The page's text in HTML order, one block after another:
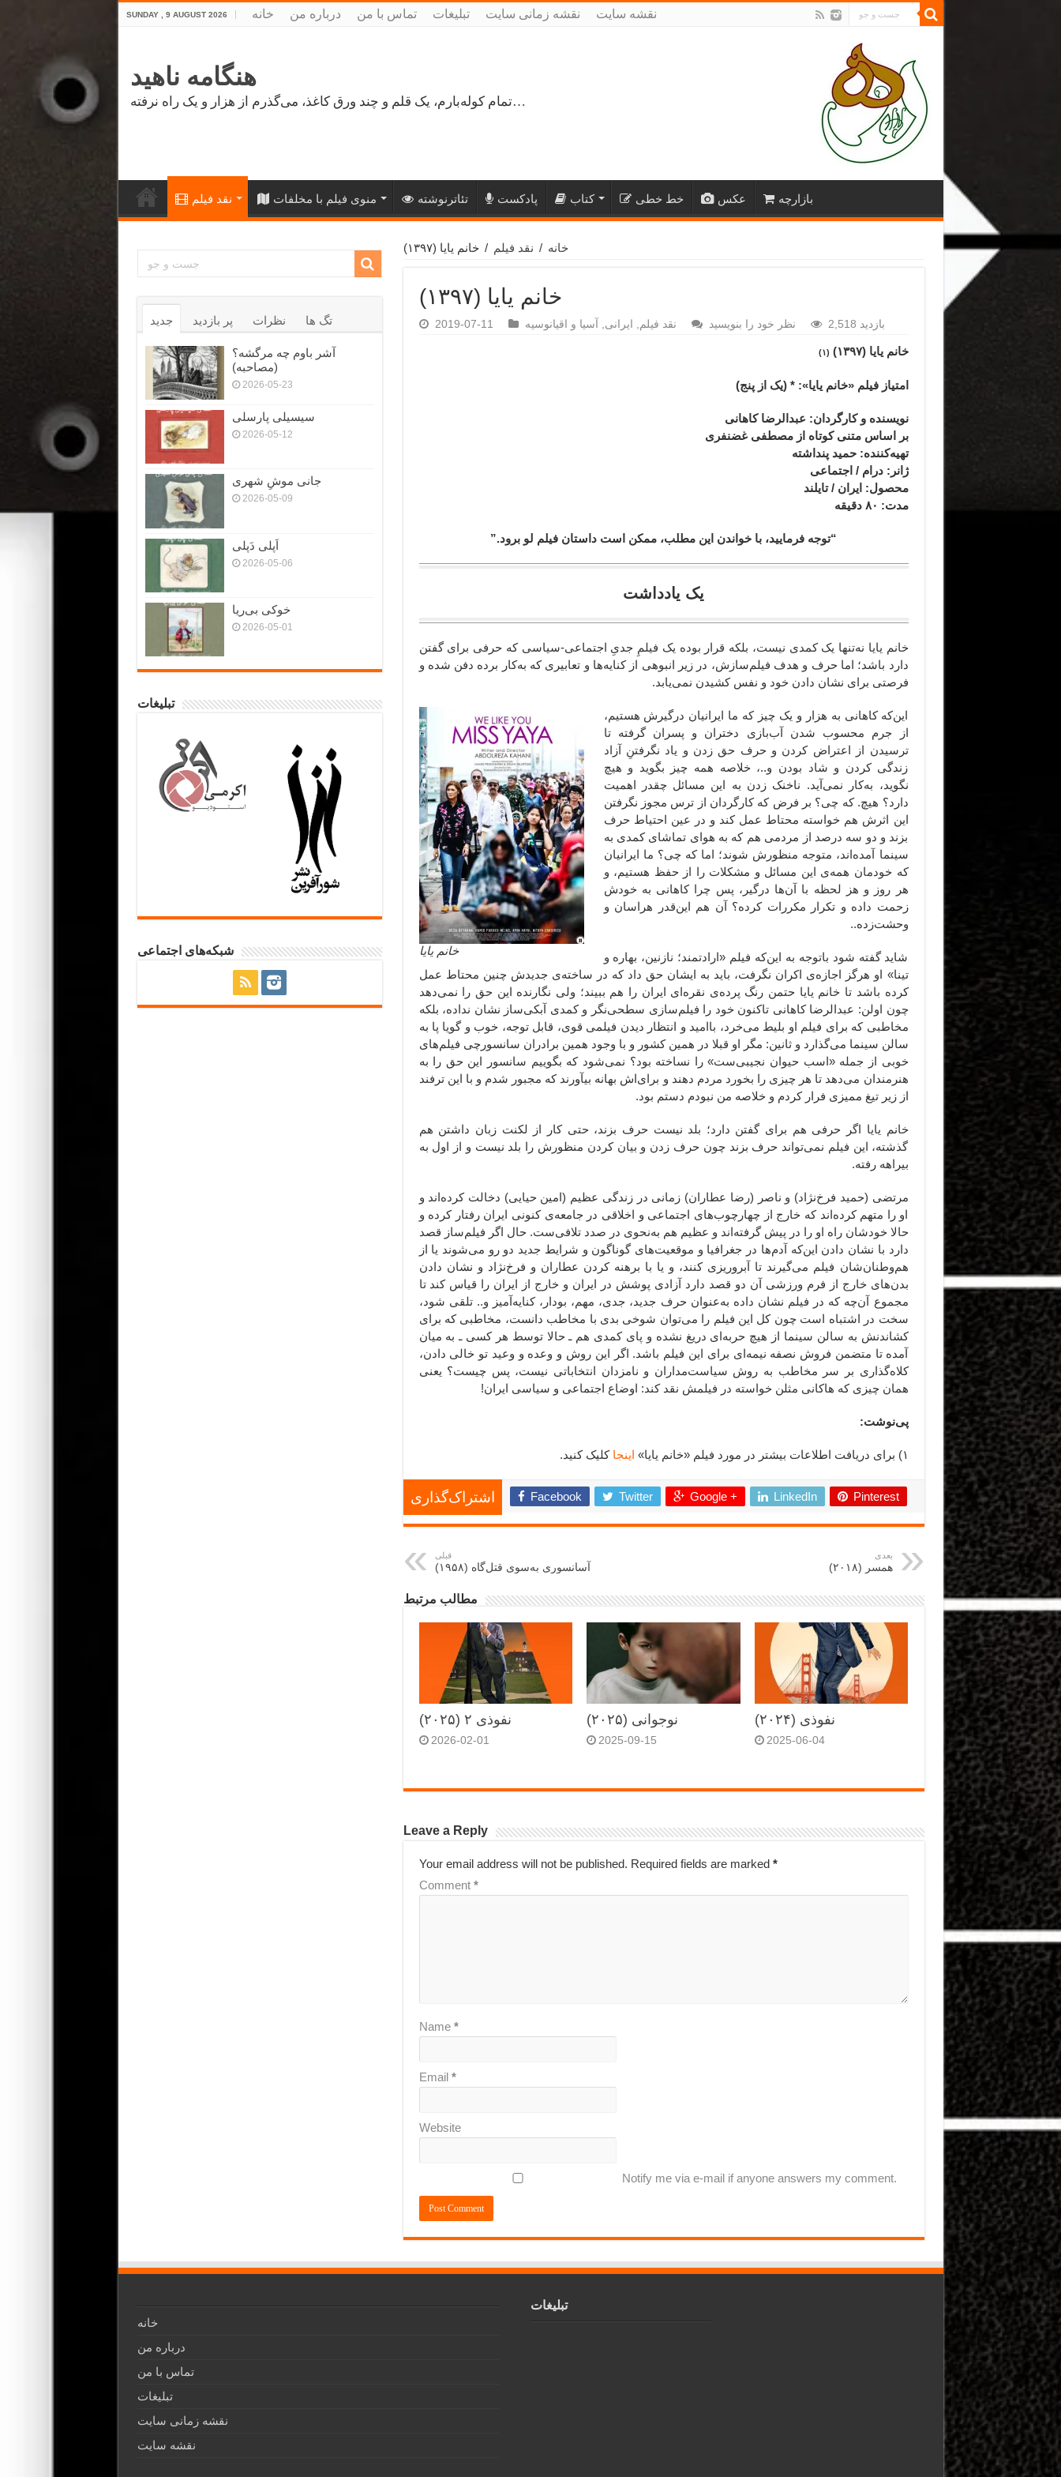
SUNDAY , 9 AUGUST 2026 خانه درباره من تماس با من تبلیغات نقشه زمانی سایت نقشه سایت
هنگامه ناهید
تمام کوله‌بارم، یک قلم و چند ورق کاغذ، می‌گذرم از هزار و یک راه نرفته…
نقد فیلم منوی فیلم با مخلفات تئاترنوشته پادکست کتاب خط خطی عکس بازارچه
خانه / نقد فیلم / خانم یایا (۱۳۹۷)
خانم یایا (۱۳۹۷)
2019-07-11 نقد فیلم ایرانی آسیا و اقیانوسیه نظر خود را بنویسید 2,518 بازدید
خانم یایا (۱۳۹۷) (۱)
امتیاز فیلم «خانم یایا»: * (یک از پنج)
نویسنده و کارگردان: عبدالرضا کاهانی
بر اساس متنی کوتاه از مصطفی غضنفری
تهیه‌کننده: حمید پنداشته
ژانر : درام / اجتماعی
محصول: ایران / تایلند
مدت: ۸۰ دقیقه
“توجه فرمایید،‌ با خواندن این مطلب، ممکن است داستان فیلم لو برود.”
یک یادداشت
خانم یایا نه‌تنها یک کمدی نیست، بلکه قرار بوده یک فیلمِ جدیِ اجتماعی-سیاسی که حرفی برای گفتن
دارد باشد؛ اما حرف و هدف فیلم‌سازش، در زیر انبوهی از کنایه‌ها و تعابیری که به‌کار برده دفن شده و
فرصتی برای نشان دادن خود و نفس کشیدن نمی‌یابد.
خانم یایا
این‌که کاهانی به هزار و یک چیز که ما ایرانیان درگیرش هستیم،
از جرم محسوب شدن آب‌بازی دختران و پسران گرفته تا
ترسیدن از اعتراض کردن و حرف حق زدن و یاد نگرفتنِ آزاد
زندگی کردن و شاد بودن و..، خلاصه همه چیز بگوید و هیچ
نگوید، به‌کار نمی‌آید. ناخنک زدن به این مسائل چقدر اهمیت
دارد؟ هیچ. که چی؟ بر فرض که کارگردان از ترس مجوز نگرفتن
این اثرش هم خواسته محتاط عمل کند و در عین احتیاط حرف
بزند و دو سه درصد از مردمی هم که به هوای تماشای کمدی به
سینما آمده‌اند، متوجه منظورش شوند؛ اما که چی؟ ما ایرانیان
که خودمان همه‌ی این مسائل و مشکلات را از حفظ هستیم، و
هر روز و هز لحظه با آن‌ها درگیر، پس چرا کاهانی به خودش
زحمت داده و تکرار مکررات کرده‌؟ آن هم این‌قدر هراسان و
وحشت‌زده..
شاید گفته شود باتوجه به این‌که فیلم «ارادتمند؛ نازنین، بهاره و
تینا» او هرگز اجازه‌ی اکران نگرفت، باید به ایشان حق داد که در ساخته‌ی جدیدش چنین محتاط عمل
کرده باشد تا خانم یایا حتمن رنگ پرده‌ی نقره‌ای ایران را هم ببیند؛ ولی نگارنده این حق را نمی‌دهد
چون اولن: عبدالرضا کاهانی تاکنون خود را فیلم‌سازی سطحی‌نگر و کمدی آبکی‌ساز نشان نداده، بلکه
مخاطبی که برای فیلم او بلیط می‌خرد، باامید و انتظار دیدن فیلمی قوی، قابل توجه، خوب و گویا پا به
سالن سینما می‌گذارد و ثانین: مگر او قبلا در همین کشور و با وجود همین برادران سانسورچی فیلم‌های
خوبی از جمله «اسب حیوان نجیبی‌ست» را نساخته بود؟ نمی‌شود که بگوییم سانسور این حق را به
هنرمندان می‌دهد تا هر چیزی را بخورد مردم دهند و برای‌اش بهانه بیآورند که مجبور شدم و با این ترفند
از زیر تیغ ممیزی فرار کردم و خلاصه من نبودم دستم بود.
خانم یایا اگر حرفی هم برای گفتن دارد؛ بلد نیست حرف بزند، حتی کار از لکنت زبان داشتن هم
گذشته، این فیلم نمی‌تواند حرف بزند چون حرف زدن و بیان کردن منظورش را بلد نیست و از اول به
بیراهه رفته.
مرتضی (حمید فرخ‌نژاد) و ناصر (رضا عطاران) زمانی در زندگی عظیم (امین حیایی) دخالت کرده‌اند و
او را متهم کرده‌اند که خارج از چهارچوب‌های اجتماعی و اخلاقی در جامعه‌ی کنونی ایران رفتار کرده و
حالا خودشان راه او را در پیش گرفته‌اند و عظیم هم به‌نحوی در صدد تلافی‌ست. حال اگر فیلم‌ساز قصد
دارد با نشان دادن این‌که آدم‌ها در جغرافیا و موقعیت‌های گوناگون و شرایط جدید دو رو می‌شوند یا از
هم‌وطنان‌شان فیلم می‌گیرند تا آبروریزی کنند، و یا با برهنه کردن عطاران و فرخ‌نژاد و نشان دادن
بدن‌‌های خارج از فرم ورزشی آن دو قصد دارد آزادی پوشش در ایران و خارج از ایران را قیاس کند تا
مجموع آن‌چه که در فیلم نشان داده به‌عنوان حرف جدید، جدی، مهم، بودار، کنایه‌آمیز و.. تلقی شود،
سخت در اشتباه است چون کل این فیلم را می‌توان شوخی بدی با مخاطب دانست، مخاطبی که برای
کشاندنش به سالن سینما از هیچ حربه‌ای دریغ نشده و پای کمدی هم ـ حالا توسط هر کسی ـ به میان
آمده تا متضمن فروش نصفه نیمه‌ای برای این فیلم باشد. اگر این روش و وعده و وعید تو خالی دادن،
کلاه‌گذاری بر سر مخاطب به روش سیاست‌مداران و نامزدان انتخاباتی نیست، پس چیست؟ یعنی
همان چیزی که هاکانی مثلن خواسته در فیلمش نقد کند: اوضاع اجتماعی و سیاسی ایران!
پی‌نوشت:
۱) برای دریافت اطلاعات بیشتر در مورد فیلم «خانم یایا» اینجا کلیک کنید.
اشتراک‌گذاری Facebook Twitter Google + LinkedIn Pinterest
قبلی
آسانسوری به‌سوی قتل‌گاه (۱۹۵۸)
بعدی
همسر (۲۰۱۸)
مطالب مرتبط
نفوذی ۲ (۲۰۲۵)
2026-02-01
نوجوانی (۲۰۲۵)
2025-09-15
نفوذی (۲۰۲۴)
2025-06-04
Leave a Reply
Your email address will not be published. Required fields are marked *
Comment *
Name *
Email *
Website
Notify me via e-mail if anyone answers my comment.
جدید پر بازدید نظرات تگ ها
آشر باوم چه مرگشه؟
(مصاحبه)
2026-05-23
سیسیلی پارسلی
2026-05-12
جانی موشِ شهری
2026-05-09
اَپلی دَپلی
2026-05-06
خوکی بی‌ریا
2026-05-01
تبلیغات
شبکه‌های اجتماعی
خانه
درباره من
تماس با من
تبلیغات
نقشه زمانی سایت
نقشه سایت
تبلیغات